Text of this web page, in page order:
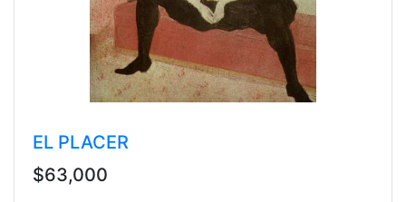
EL PLACER
$63,000